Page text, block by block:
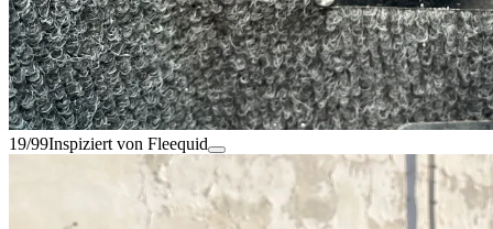
19/99Inspiziert von Fleequid